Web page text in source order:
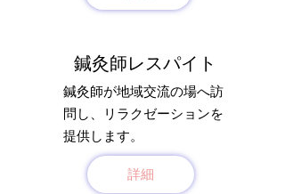
鍼灸師レスパイト
​鍼灸師が地域交流の場へ訪
問し、リラクゼーションを
提供します。
詳細